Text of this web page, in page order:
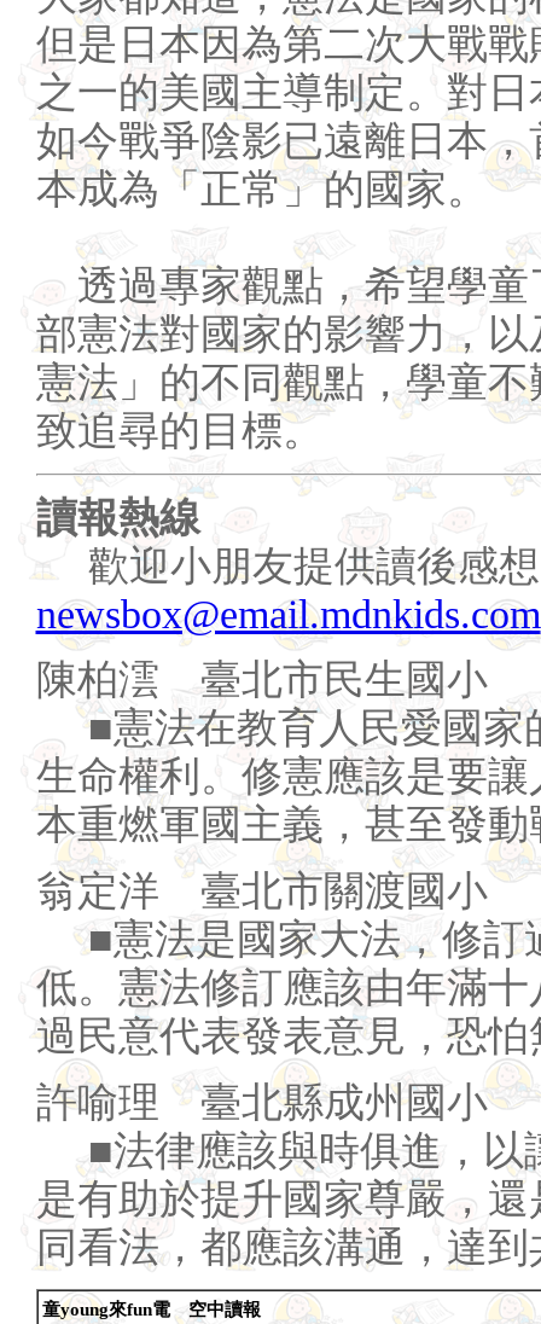
但是日本因為第二次大戰
之一的美國主導制定。對
如今戰爭陰影已遠離日本
本成為「正常」的國家。
透過專家觀點，希望學童
部憲法對國家的影響力，
憲法」的不同觀點，學童
致追尋的目標。
讀報熱線
歡迎小朋友提供讀後感想
newsbox@email.mdnkids.com
陳柏澐 臺北市民生國小
■憲法在教育人民愛國家
生命權利。修憲應該是要
本重燃軍國主義，甚至發
翁定洋 臺北市關渡國小
■憲法是國家大法，修訂
低。憲法修訂應該由年滿
過民意代表發表意見，恐
許喻理 臺北縣成州國小
■法律應該與時俱進，以
是有助於提升國家尊嚴，
同看法，都應該溝通，達
童young來fun電 空中讀報